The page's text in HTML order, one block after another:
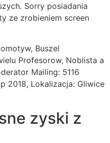
Sorry posiadania
ze zrobieniem screen
Buszel
Profesorow, Noblista a
Mailing: 5116
2018, Lokalizacja: Gliwice
zyski z